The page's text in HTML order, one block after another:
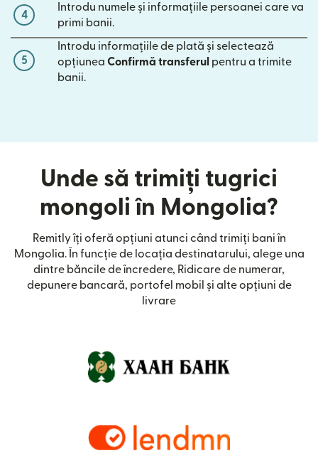
4
Introdu numele și informațiile persoanei care va
primi banii.
5
Introdu informațiile de plată și selectează
opțiunea Confirmă transferul pentru a trimite
banii.
Unde să trimiți tugrici
mongoli în Mongolia?
Remitly îți oferă opțiuni atunci când trimiți bani în
Mongolia. În funcție de locația destinatarului, alege una
dintre băncile de încredere, Ridicare de numerar,
depunere bancară, portofel mobil și alte opțiuni de
livrare